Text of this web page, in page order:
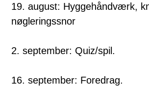
19. august: Hyggehåndværk,
nøgleringssnor
2. september: Quiz/spil.
16. september: Foredrag.